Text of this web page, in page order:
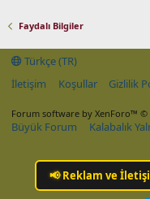
Faydalı Bilgiler
Türkçe (TR)
İletişim
Koşullar Gizlilik
Forum software by XenForo™ ©
Büyük Forum Kalabalık
📢Reklam ve